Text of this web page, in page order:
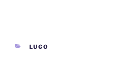
CATEGORÍAS
LUGO